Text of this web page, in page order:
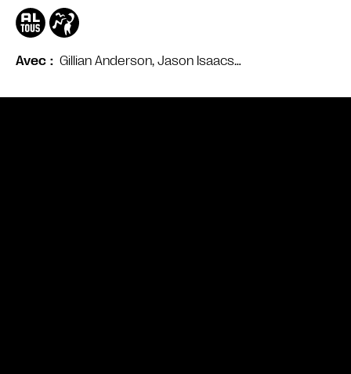
Avec Gillian Anderson, Jason Isaacs…